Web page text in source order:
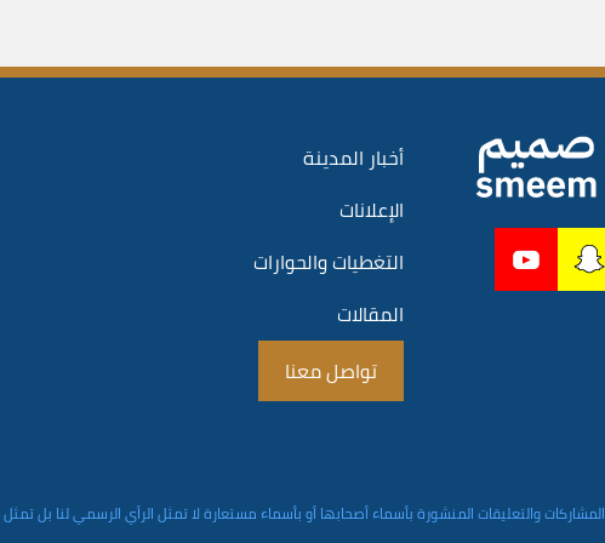
أخبار المدينة
الإعلانات
التغطيات والحوارات
المقالات
تواصل معنا
المشاركات والتعليقات المنشورة بأسماء أصحابها أو بأسماء مستعارة لا تمثل الرأي الرسمي لنا بل